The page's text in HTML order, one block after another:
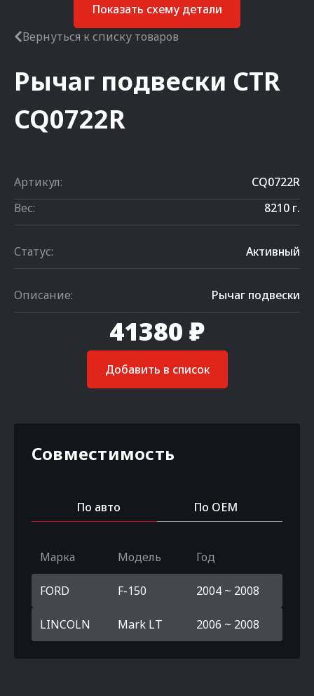
Показать схему детали
Вернуться к списку товаров
Рычаг подвески CTR
CQ0722R
Артикул:
CQ0722R
Вес:
8210 г.
Статус: Активный
Описание: Рычаг подвески
41380 ₽
Добавить в список
Совместимость
По авто По OEM
Марка Модель Год
FORD F-150 2004 ~ 2008
LINCOLN Mark LT 2006 ~ 2008